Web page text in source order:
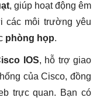
, giúp hoạt động êm
các môi trường yêu
phòng họp.
IOS, hỗ trợ giao
của Cisco, đồng
trực quan. Bạn có